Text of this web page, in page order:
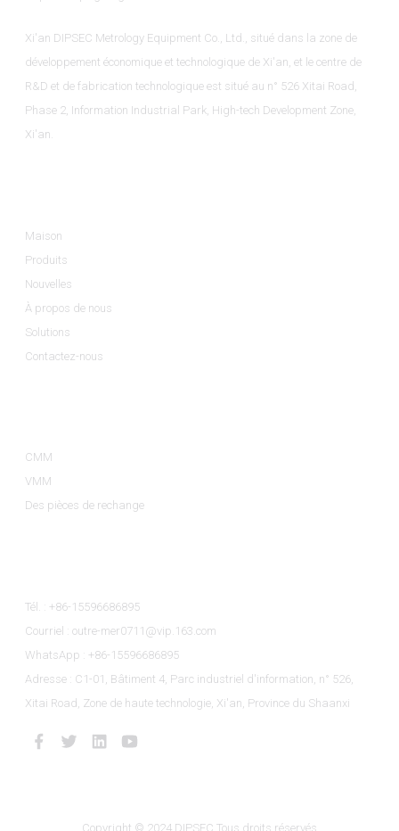
Xi'an DIPSEC Metrology Equipment Co., Ltd., situé dans la zone de
développement économique et technologique de Xi'an, et le centre de
R&D et de fabrication technologique est situé au n° 526 Xitai Road,
Phase 2, Information Industrial Park, High-tech Development Zone,
Xi'an.
Maison
Produits
Nouvelles
À propos de nous
Solutions
Contactez-nous
CMM
VMM
Des pièces de rechange
Tél. : +86-15596686895
Courriel : outre-mer0711@vip.163.com
WhatsApp : +86-15596686895
Adresse : C1-01, Bâtiment 4, Parc industriel d'information, n° 526,
Xitai Road, Zone de haute technologie, Xi'an, Province du Shaanxi
Copyright © 2024 DIPSEC Tous droits réservés